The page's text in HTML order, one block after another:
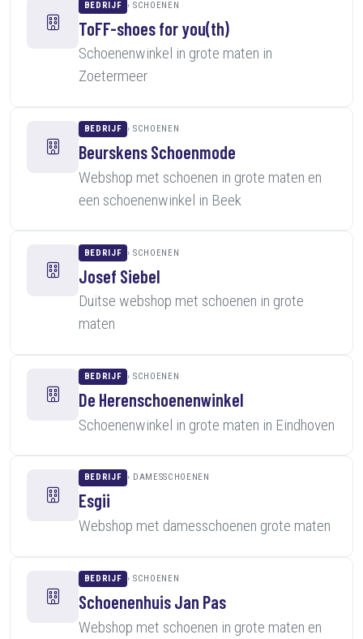
BEDRIJF SCHOENEN
ToFF-shoes for you(th)
Schoenenwinkel in grote maten in
Zoetermeer
BEDRIJF SCHOENEN
Beurskens Schoenmode
Webshop met schoenen in grote maten en
een schoenenwinkel in Beek
BEDRIJF SCHOENEN
Josef Siebel
Duitse webshop met schoenen in grote
maten
BEDRIJF SCHOENEN
De Herenschoenenwinkel
Schoenenwinkel in grote maten in Eindhoven
BEDRIJF DAMESSCHOENEN
Esgii
Webshop met damesschoenen grote maten
BEDRIJF SCHOENEN
Schoenenhuis Jan Pas
Webshop met schoenen in grote maten en